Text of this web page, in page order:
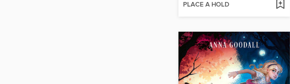
PLACE A HOLD